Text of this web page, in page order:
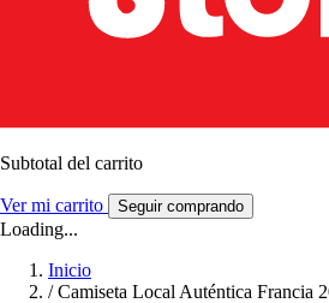
Subtotal del carrito
Ver mi carrito Seguir comprando
Loading...
Inicio
/ Camiseta Local Auténtica Francia